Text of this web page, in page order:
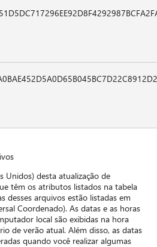
Unidos) desta atualização de
têm os atributos listados na tabela
desses arquivos estão listadas em
Coordenado). As datas e as horas
local são exibidas na hora
de verão atual. Além disso, as datas
quando você realizar algumas